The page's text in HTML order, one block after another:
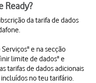
Ready?
da tarifa de dados
e na secção
limite de dados" e
tarifas de dados adicionais
no teu tarifário.